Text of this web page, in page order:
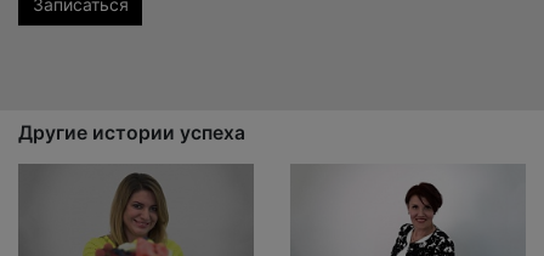
Другие истории успеха